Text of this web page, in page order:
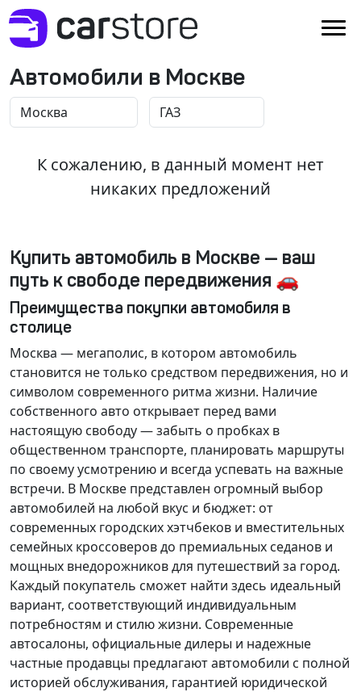
Автомобили в Москве
К сожалению, в данный момент нет
никаких предложений
Купить автомобиль в Москве — ваш
путь к свободе передвижения 🚗
Преимущества покупки автомобиля в
столице
Москва — мегаполис, в котором автомобиль
становится не только средством передвижения, но и
символом современного ритма жизни. Наличие
собственного авто открывает перед вами
настоящую свободу — забыть о пробках в
общественном транспорте, планировать маршруты
по своему усмотрению и всегда успевать на важные
встречи. В Москве представлен огромный выбор
автомобилей на любой вкус и бюджет: от
современных городских хэтчбеков и вместительных
семейных кроссоверов до премиальных седанов и
мощных внедорожников для путешествий за город.
Каждый покупатель сможет найти здесь идеальный
вариант, соответствующий индивидуальным
потребностям и стилю жизни. Современные
автосалоны, официальные дилеры и надежные
частные продавцы предлагают автомобили с полной
историей обслуживания, гарантией юридической